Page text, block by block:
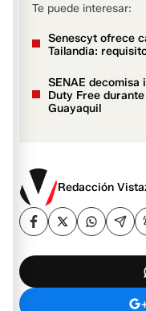
Te puede interesar:
Senescyt ofrece
Tailandia:
SENAE decomisa
Duty Free
Guayaquil
Redacción